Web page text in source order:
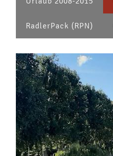
RadlerPack (RPN)